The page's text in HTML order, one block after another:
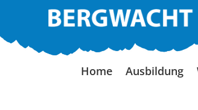
Home Ausbildung